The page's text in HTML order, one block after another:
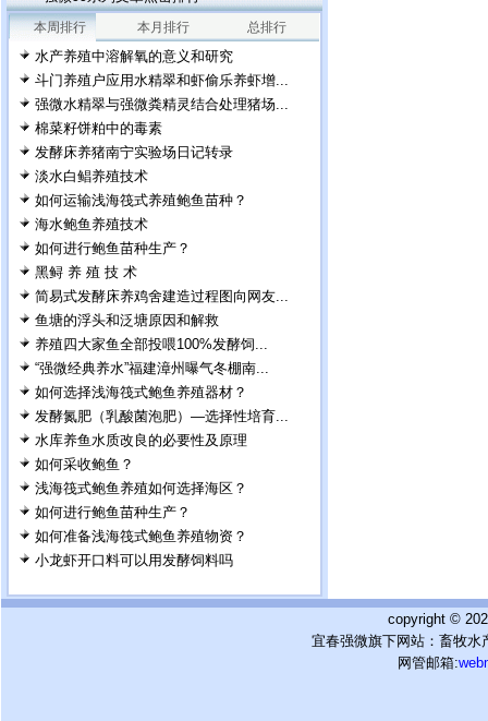
本周排行 本月排行 总排行
水产养殖中溶解氧的意义和研究
斗门养殖户应用水精翠和虾偷乐养虾增...
强微水精翠与强微粪精灵结合处理猪场...
棉菜籽饼粕中的毒素
发酵床养猪南宁实验场日记转录
淡水白鲳养殖技术
如何运输浅海筏式养殖鲍鱼苗种？
海水鲍鱼养殖技术
如何进行鲍鱼苗种生产？
黑鲟 养 殖 技 术
简易式发酵床养鸡舍建造过程图向网友...
鱼塘的浮头和泛塘原因和解救
养殖四大家鱼全部投喂100%发酵饲...
“强微经典养水”福建漳州曝气冬棚南...
如何选择浅海筏式鲍鱼养殖器材？
发酵氮肥（乳酸菌泡肥）—选择性培育...
水库养鱼水质改良的必要性及原理
如何采收鲍鱼？
浅海筏式鲍鱼养殖如何选择海区？
如何进行鲍鱼苗种生产？
如何准备浅海筏式鲍鱼养殖物资？
小龙虾开口料可以用发酵饲料吗
copyright ©
宜春强微旗下网站：畜牧水
网管邮箱: